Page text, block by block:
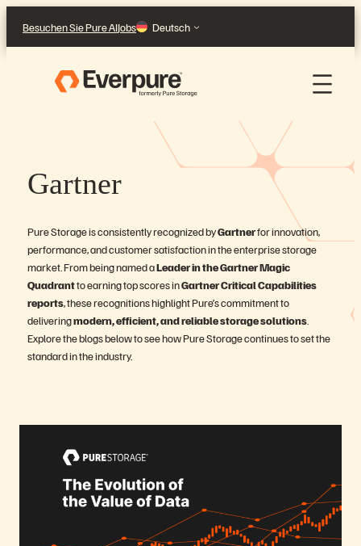
zum
Inhalt
Besuchen Sie Pure AIJobs Deutsch
Gartner
Pure Storage is consistently recognized byGartnerfor innovation,
performance, and customer satisfaction in the enterprise storage
market. From being named aLeader in the Gartner Magic
Quadrantto earning top scores inGartner Critical Capabilities
reports, these recognitions highlight Pure’s commitment to
deliveringmodern, efficient, and reliable storage solutions
Explore the blogs below to see how Pure Storage continues to set the
standard in the industry.